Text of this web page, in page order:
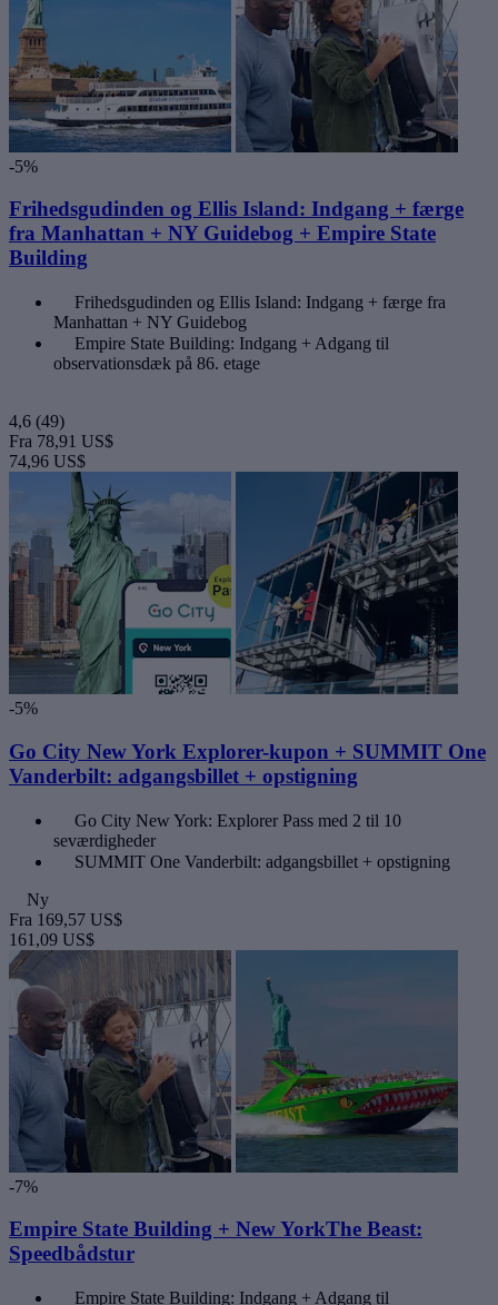
-5%
Frihedsgudinden og Ellis Island: Indgang + færge
fra Manhattan + NY Guidebog + Empire State
Building
Frihedsgudinden og Ellis Island: Indgang + færge fra
Manhattan + NY Guidebog
Empire State Building: Indgang + Adgang til
observationsdæk på 86. etage
4,6 (49)
Fra 78,91 US$
74,96 US$
-5%
Go City New York Explorer-kupon + SUMMIT One
Vanderbilt: adgangsbillet + opstigning
Go City New York: Explorer Pass med 2 til 10
seværdigheder
SUMMIT One Vanderbilt: adgangsbillet + opstigning
Ny
Fra 169,57 US$
161,09 US$
-7%
Empire State Building + New YorkThe Beast:
Speedbådstur
Empire State Building: Indgang + Adgang til